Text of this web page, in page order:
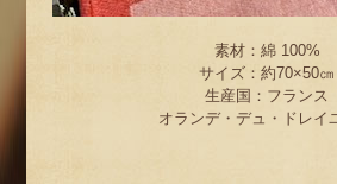
素材：綿 100%
サイズ：約70×50㎝
生産国：フランス
オランデ・デュ・ドレイ